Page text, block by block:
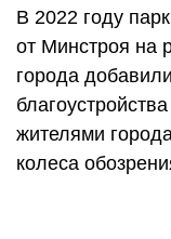
В 2022 году
от Минстроя на
города
жителями
колеса